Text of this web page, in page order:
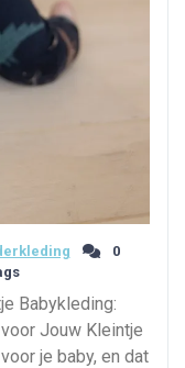
0
Babykleding:
Jouw Kleintje
je baby, en dat